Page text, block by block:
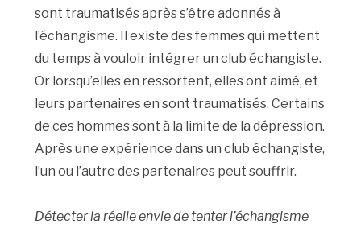
sont traumatisés après s’être adonnés à
l’échangisme. Il existe des femmes qui mettent
du temps à vouloir intégrer un club échangiste.
Or lorsqu’elles en ressortent, elles ont aimé, et
leurs partenaires en sont traumatisés. Certains
de ces hommes sont à la limite de la dépression.
Après une expérience dans un club échangiste,
l’un ou l’autre des partenaires peut souffrir.
Détecter la réelle envie de tenter l’échangisme